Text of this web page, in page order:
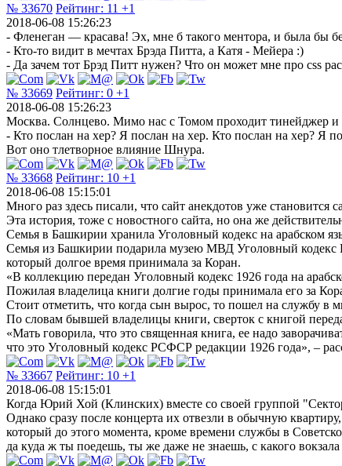
№ 33670 Рейтинг: 11 +1
2018-06-08 15:26:23
- Фленеган — красава! Эх, мне б такого ментора, и была бы
- Кто-то видит в мечтах Брэда Питта, а Катя - Мейера :)
- Да зачем тот Брэд Питт нужен? Что он может мне про css
№ 33669 Рейтинг: 0 +1
2018-06-08 15:26:23
Москва. Солнцево. Мимо нас с Томом проходит тинейджер и
- Кто послан на хер? Я послан на хер. Кто послан на хер? Я
Вот оно тлетворное влияние Шнура.
№ 33668 Рейтинг: 10 +1
2018-06-08 15:15:01
Много раз здесь писали, что сайт анекдотов уже становится
Эта история, тоже с новостного сайта, но она же
Семья в Башкирии хранила Уголовный кодекс на арабском
Семья из Башкирии подарила музею МВД Уголовный кодекс
который долгое время принимала за Коран.
«В коллекцию передан Уголовный кодекс 1926 года на
Пожилая владелица книги долгие годы принимала его за
Стоит отметить, что когда сын вырос, то пошел на службу
По словам бывшей владелицы книги, сверток с книгой
«Мать говорила, что это священная книга, ее надо
что это Уголовный кодекс РСФСР редакции 1926 года», –
№ 33667 Рейтинг: 10 +1
2018-06-08 15:15:01
Когда Юрий Хой (Клинских) вместе со своей группой
Однако сразу после концерта их отвезли в обычную
который до этого момента, кроме времени службы в
да куда ж ты поедешь, ты же даже не знаешь, с какого